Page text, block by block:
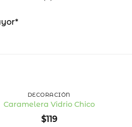
DECORACIÓN
Caramelera Vidrio Chico
$119